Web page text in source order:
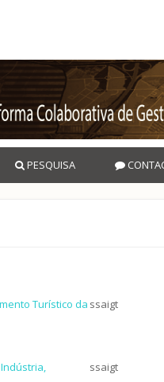
PESQUISA
Turístico da ssaigt
ssaigt